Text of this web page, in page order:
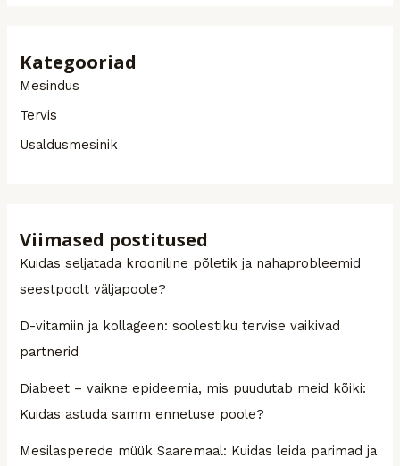
Kategooriad
Mesindus
Tervis
Usaldusmesinik
Viimased postitused
Kuidas seljatada krooniline põletik ja nahaprobleemid
seestpoolt väljapoole?
D-vitamiin ja kollageen: soolestiku tervise vaikivad
partnerid
Diabeet – vaikne epideemia, mis puudutab meid kõiki:
Kuidas astuda samm ennetuse poole?
Mesilasperede müük Saaremaal: Kuidas leida parimad ja